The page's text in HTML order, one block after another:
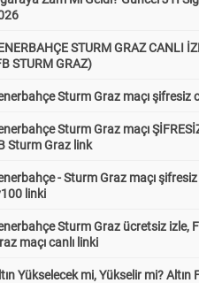
STURM GRAZ CANLI
STURM GRAZ)
Sturm Graz maçı şifresiz
Sturm Graz maçı
Sturm Graz link
- Sturm Graz maçı şifresiz
linki
Sturm Graz ücretsiz izle,
maçı canlı linki
Yükselecek mi, Yükselir mi? Altın